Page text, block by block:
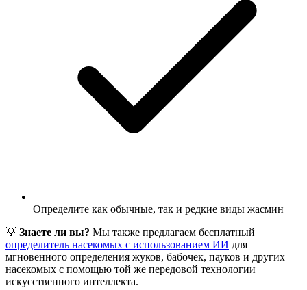
Определите как обычные, так и редкие виды жасмин
💡 Знаете ли вы? Мы также предлагаем бесплатный
определитель насекомых с использованием ИИ для
мгновенного определения жуков, бабочек, пауков и других
насекомых с помощью той же передовой технологии
искусственного интеллекта.